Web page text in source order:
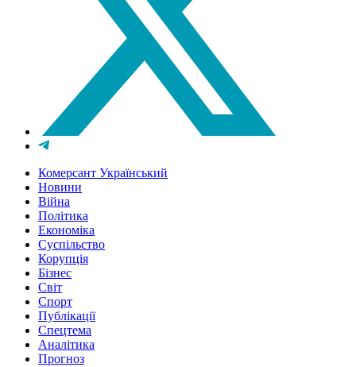
Комерсант Український
Новини
Війна
Політика
Економіка
Суспільство
Корупція
Бізнес
Світ
Спорт
Публікації
Спецтема
Аналітика
Прогноз